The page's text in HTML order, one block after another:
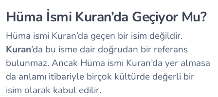
Hüma İsmi Kuran’da Geçiyor Mu?
Hüma ismi Kuran’da geçen bir isim değildir.
Kuran’da bu isme dair doğrudan bir referans
bulunmaz. Ancak Hüma ismi Kuran’da yer almasa
da anlamı itibariyle birçok kültürde değerli bir
isim olarak kabul edilir.